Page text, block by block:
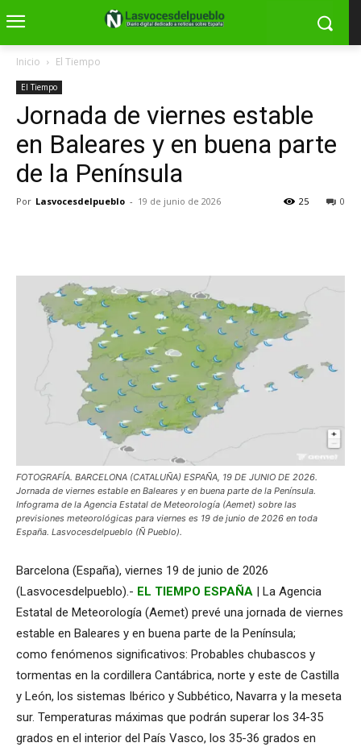
Inicio El Tiempo
El Tiempo
Jornada de viernes estable
en Baleares y en buena parte
de la Península
Por Lasvocesdelpueblo - 19 de junio de 2026 0
25
FOTOGRAFÍA. BARCELONA (CATALUÑA) ESPAÑA, 19 DE JUNIO DE 2026.
Jornada de viernes estable en Baleares y en buena parte de la Península.
Infograma de la Agencia Estatal de Meteorología (Aemet) sobre las
previsiones meteorológicas para viernes es 19 de junio de 2026 en toda
España. Lasvocesdelpueblo (Ñ Pueblo).
Barcelona (España), viernes 19 de junio de 2026
(Lasvocesdelpueblo).- EL TIEMPO ESPAÑA | La Agencia
Estatal de Meteorología (Aemet) prevé una jornada de viernes
estable en Baleares y en buena parte de la Península;
como fenómenos significativos: Probables chubascos y
tormentas en la cordillera Cantábrica, norte y este de Castilla
y León, los sistemas Ibérico y Subbético, Navarra y la meseta
sur. Temperaturas máximas que podrán superar los 34-35
grados en el interior del País Vasco, los 35-36 grados en